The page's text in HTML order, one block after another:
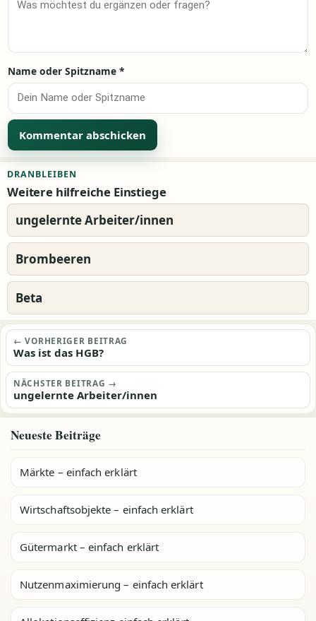
Name oder Spitzname *
DRANBLEIBEN
Weitere hilfreiche Einstiege
ungelernte Arbeiter/innen
Brombeeren
Beta
Beitragsnavigation
← VORHERIGER BEITRAG
Was ist das HGB?
NÄCHSTER BEITRAG →
ungelernte Arbeiter/innen
Neueste Beiträge
Märkte – einfach erklärt
Wirtschaftsobjekte – einfach erklärt
Gütermarkt – einfach erklärt
Nutzenmaximierung – einfach erklärt